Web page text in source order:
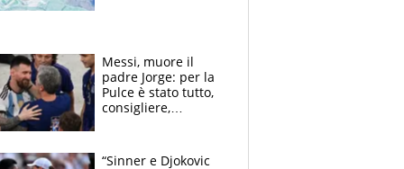
Messi, muore il
padre Jorge: per la
Pulce è stato tutto,
consigliere,
“Sinner e Djokovic